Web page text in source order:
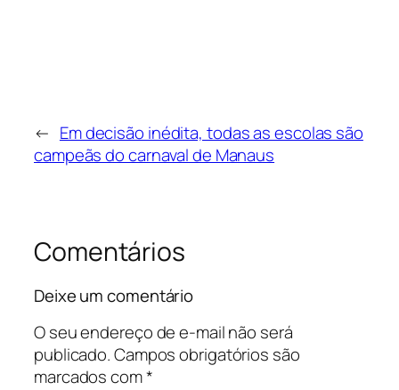
← Em decisão inédita, todas as escolas são
campeãs do carnaval de Manaus
Comentários
Deixe um comentário
O seu endereço de e-mail não será
publicado.Campos obrigatórios são
marcados com*